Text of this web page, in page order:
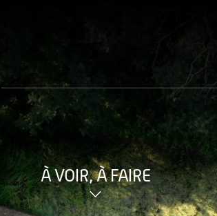
À VOIR, À FAIRE